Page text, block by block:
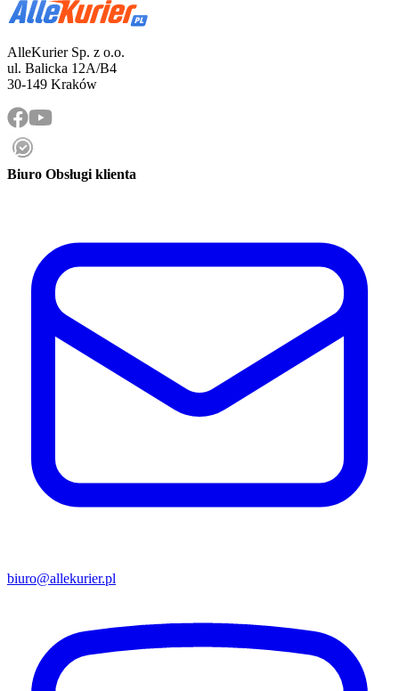
AlleKurier Sp. z o.o.
ul. Balicka 12A/B4
30-149 Kraków
Biuro Obsługi klienta
biuro@allekurier.pl